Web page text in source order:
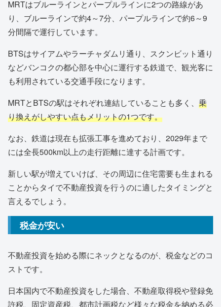
MRTはブルーラインとパープルラインに2つの路線があ
り、ブルーラインで約4～7分、パープルラインで約6～9
分間隔で運行しています。
BTSはサイアムやラーチャダムリ通り、スクンビット通り
などバンコクの都心部を中心に運行する鉄道で、観光客に
も利用されている交通手段になります。
MRTとBTSの駅はそれぞれ連結していることも多く、 乗
り換えがしやすい点もメリットの1つです。
なお、鉄道は現在も拡張工事を進めており、2029年まで
には全長500km以上の走行距離に達する計画です。
新しい駅が増えていけば、その周辺に住宅需要も生まれる
ことからタイで不動産投資を行うのに適したタイミングと
言えるでしょう。
税金が安い
不動産投資を始める際にネックとなるのが、税金などのコ
ストです。
日本国内で不動産投資をした場合、不動産取得税や登録免
許税、固定資産税、都市計画税など様々な税金を納める必